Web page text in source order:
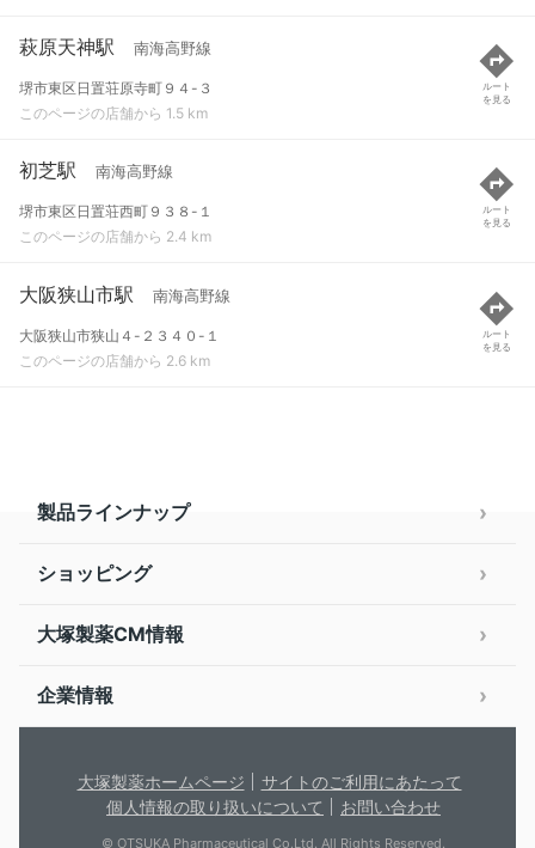
萩原天神駅 南海高野線
堺市東区日置荘原寺町９４-３
このページの店舗から 1.5 km
ルート
を見る
初芝駅 南海高野線
堺市東区日置荘西町９３８-１
このページの店舗から 2.4 km
ルート
を見る
大阪狭山市駅 南海高野線
大阪狭山市狭山４-２３４０-１
このページの店舗から 2.6 km
ルート
を見る
製品ラインナップ
ショッピング
大塚製薬CM情報
企業情報
大塚製薬ホームページ
サイトのご利用にあたって
個人情報の取り扱いについて
お問い合わせ
© OTSUKA Pharmaceutical Co.Ltd. All Rights Reserved.